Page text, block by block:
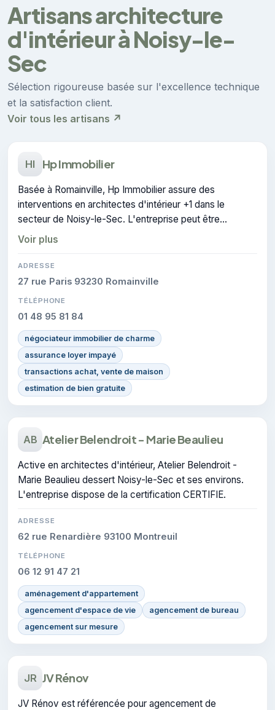
Artisans architecture
d'intérieur à Noisy-le-
Sec
Sélection rigoureuse basée sur l'excellence technique
et la satisfaction client.
Voir tous les artisans ↗
HI Hp Immobilier
Basée à Romainville, Hp Immobilier assure des
interventions en architectes d'intérieur +1 dans le
secteur de Noisy-le-Sec. L'entreprise peut être
contactée pour des travaux de architecture d'intérieur.
Voir plus
ADRESSE
27 rue Paris 93230 Romainville
TÉLÉPHONE
01 48 95 81 84
négociateur immobilier de charme
assurance loyer impayé
transactions achat, vente de maison
estimation de bien gratuite
AB Atelier Belendroit - Marie Beaulieu
Active en architectes d'intérieur, Atelier Belendroit -
Marie Beaulieu dessert Noisy-le-Sec et ses environs.
L'entreprise dispose de la certification CERTIFIE.
ADRESSE
62 rue Renardière 93100 Montreuil
TÉLÉPHONE
06 12 91 47 21
aménagement d'appartement
agencement d'espace de vie
agencement de bureau
agencement sur mesure
JR JV Rénov
JV Rénov est référencée pour agencement de